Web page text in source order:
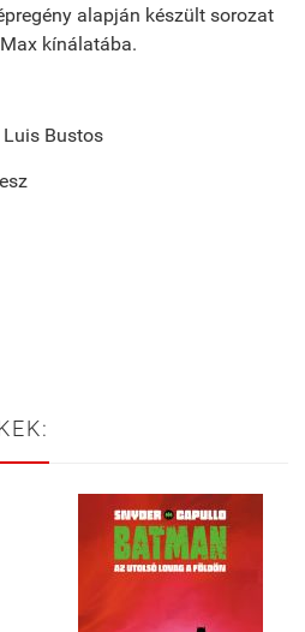
alapján készült sorozat
kínálatába.
Bustos